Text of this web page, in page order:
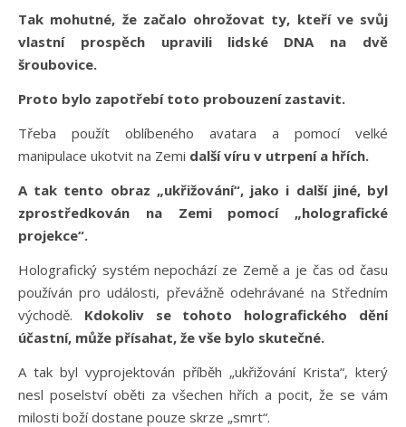
Tak mohutné, že začalo ohrožovat ty, kteří ve svůj
vlastní prospěch upravili lidské DNA na dvě
šroubovice.
Proto bylo zapotřebí toto probouzení zastavit.
Třeba použít oblíbeného avatara a pomocí velké
manipulace ukotvit na Zemi další víru v utrpení a hřích.
A tak tento obraz „ukřižování“, jako i další jiné, byl
zprostředkován na Zemi pomocí „holografické
projekce“.
Holografický systém nepochází ze Země a je čas od času
používán pro události, převážně odehrávané na Středním
východě. Kdokoliv se tohoto holografického dění
účastní, může přísahat, že vše bylo skutečné.
A tak byl vyprojektován příběh „ukřižování Krista“, který
nesl poselství oběti za všechen hřích a pocit, že se vám
milosti boží dostane pouze skrze „smrt“.